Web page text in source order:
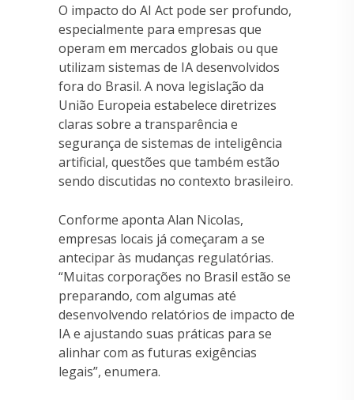
O impacto do AI Act pode ser profundo,
especialmente para empresas que
operam em mercados globais ou que
utilizam sistemas de IA desenvolvidos
fora do Brasil. A nova legislação da
União Europeia estabelece diretrizes
claras sobre a transparência e
segurança de sistemas de inteligência
artificial, questões que também estão
sendo discutidas no contexto brasileiro.
Conforme aponta Alan Nicolas,
empresas locais já começaram a se
antecipar às mudanças regulatórias.
“Muitas corporações no Brasil estão se
preparando, com algumas até
desenvolvendo relatórios de impacto de
IA e ajustando suas práticas para se
alinhar com as futuras exigências
legais”, enumera.